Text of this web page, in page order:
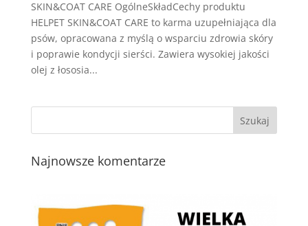
SKIN&COAT CARE OgólneSkładCechy produktu
HELPET SKIN&COAT CARE to karma uzupełniająca dla
psów, opracowana z myślą o wsparciu zdrowia skóry
i poprawie kondycji sierści. Zawiera wysokiej jakości
olej z łososia...
Najnowsze komentarze